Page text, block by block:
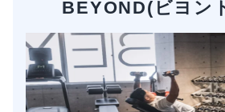
BEYOND(ビヨン